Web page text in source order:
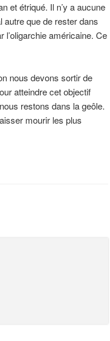
et étriqué. Il n’y a aucune
que de rester dans
américaine. Ce
nous devons sortir de
atteindre cet objectif
restons dans la geôle.
mourir les plus